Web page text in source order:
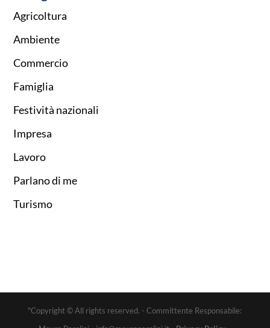
Agricoltura
Ambiente
Commercio
Famiglia
Festività nazionali
Impresa
Lavoro
Parlano di me
Turismo
"Copyright © All rights reserved. - Committente Responsabile: